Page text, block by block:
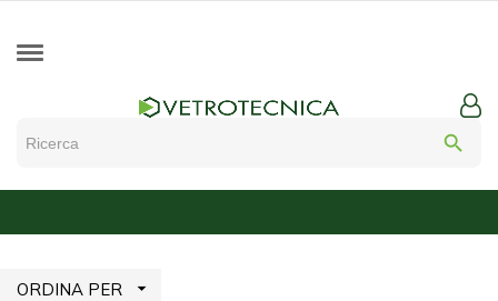
search
ORDINA PER 